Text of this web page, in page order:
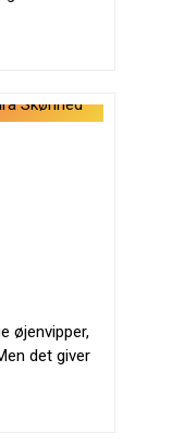
øjenvipper,
det giver